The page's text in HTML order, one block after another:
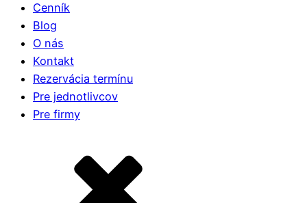
Cenník
Blog
O nás
Kontakt
Rezervácia termínu
Pre jednotlivcov
Pre firmy